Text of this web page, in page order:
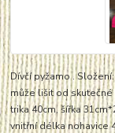
Dívčí pyžamo .
může lišit od
trika 40cm, šířka
vnitřní délka nohavice